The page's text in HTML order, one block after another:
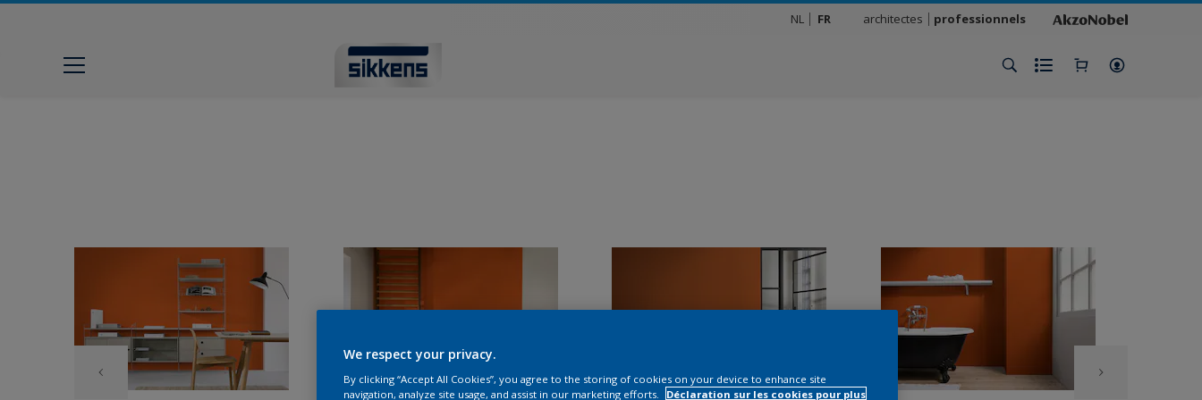
NL FR architectes professionnels
We respect your privacy.
By clicking “Accept All Cookies”, you agree to the storing of cookies on your device to enhance site
navigation, analyze site usage, and assist in our marketing efforts.
Déclaration sur les cookies pour plus